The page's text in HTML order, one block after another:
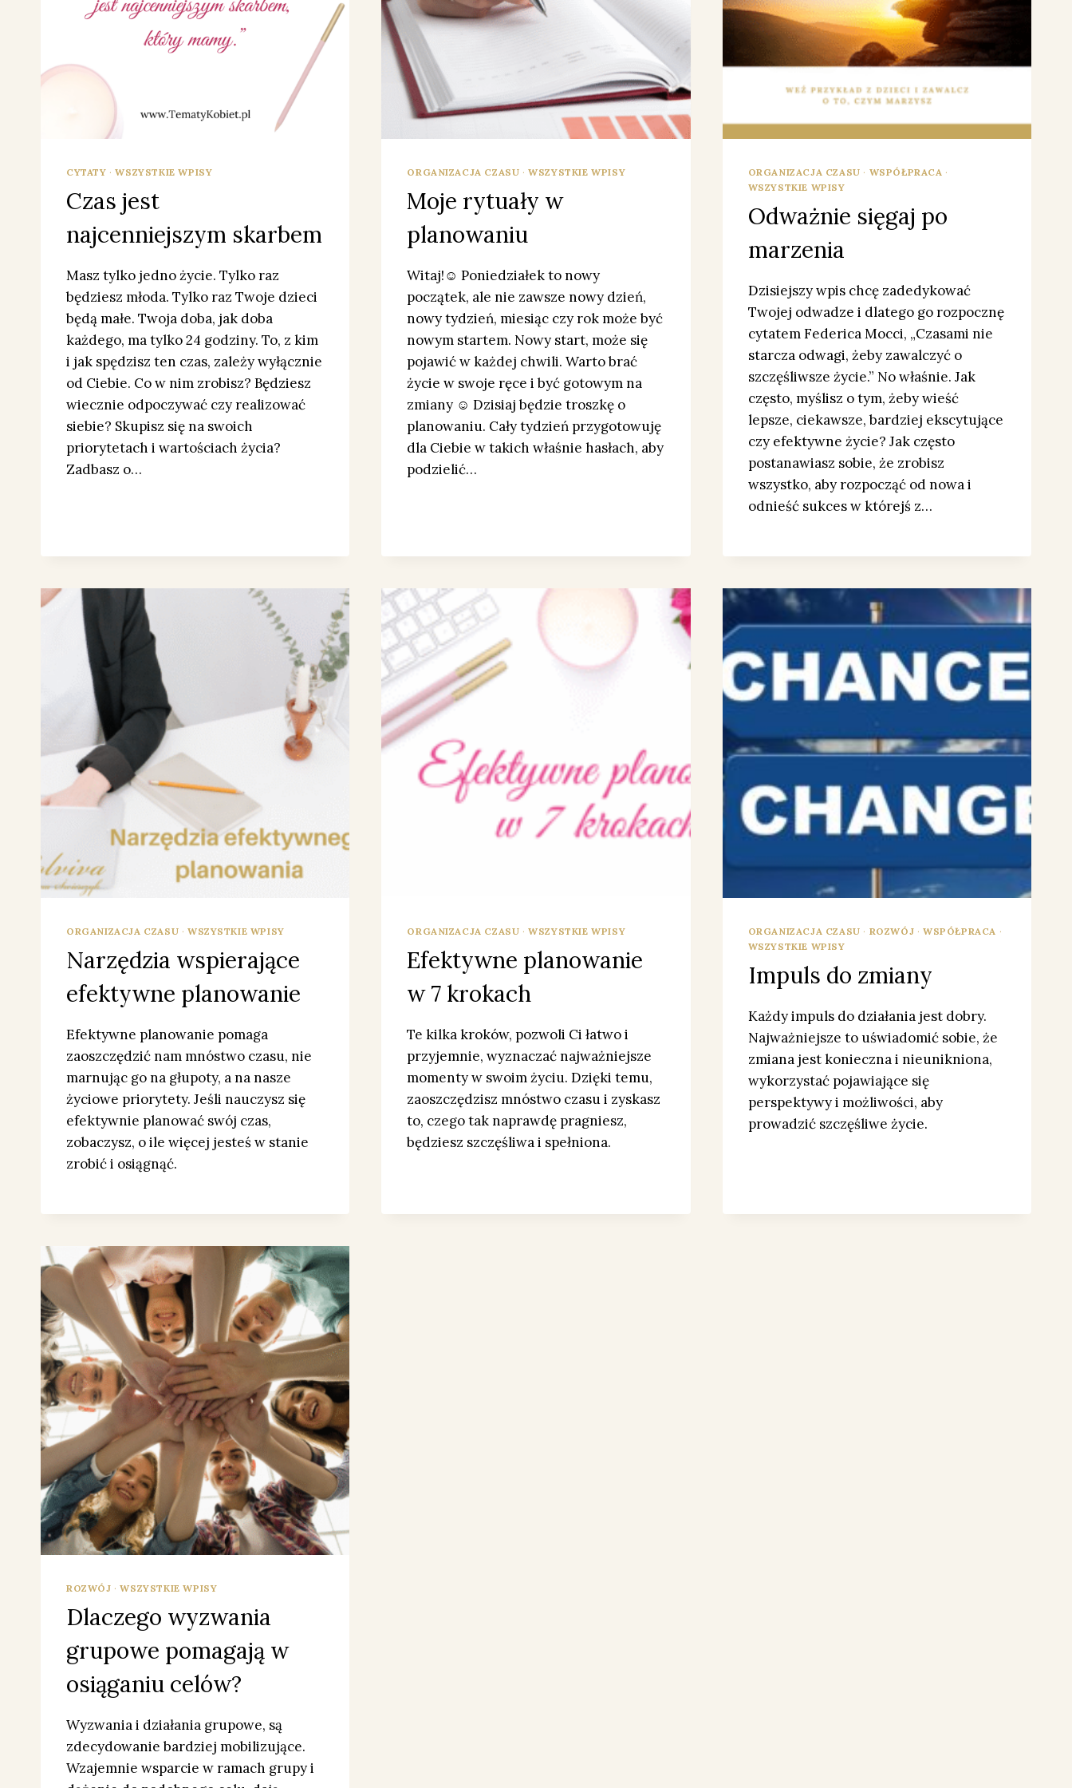
CYTATY ·WSZYSTKIE WPISY
Czas jest
najcenniejszym skarbem
Masz tylko jedno życie. Tylko raz
będziesz młoda. Tylko raz Twoje dzieci
będą małe. Twoja doba, jak doba
każdego, ma tylko 24 godziny. To, z kim
i jak spędzisz ten czas, zależy wyłącznie
od Ciebie. Co w nim zrobisz? Będziesz
wiecznie odpoczywać czy realizować
siebie? Skupisz się na swoich
priorytetach i wartościach życia?
Zadbasz o…
ORGANIZACJA CZASU ·WSZYSTKIE WPISY
Moje rytuały w
planowaniu
Witaj!☺️ Poniedziałek to nowy
początek, ale nie zawsze nowy dzień,
nowy tydzień, miesiąc czy rok może być
nowym startem. Nowy start, może się
pojawić w każdej chwili. Warto brać
życie w swoje ręce i być gotowym na
zmiany ☺️ Dzisiaj będzie troszkę o
planowaniu. Cały tydzień przygotowuję
dla Ciebie w takich właśnie hasłach, aby
podzielić…
ORGANIZACJA CZASU · WSPÓŁPRACA ·
WSZYSTKIE WPISY
Odważnie sięgaj po
marzenia
Dzisiejszy wpis chcę zadedykować
Twojej odwadze i dlatego go rozpocznę
cytatem Federica Mocci, „Czasami nie
starcza odwagi, żeby zawalczyć o
szczęśliwsze życie.” No właśnie. Jak
często, myślisz o tym, żeby wieść
lepsze, ciekawsze, bardziej ekscytujące
czy efektywne życie? Jak często
postanawiasz sobie, że zrobisz
wszystko, aby rozpocząć od nowa i
odnieść sukces w którejś z…
ORGANIZACJA CZASU · WSZYSTKIE WPISY
Narzędzia wspierające
efektywne planowanie
Efektywne planowanie pomaga
zaoszczędzić nam mnóstwo czasu, nie
marnując go na głupoty, a na nasze
życiowe priorytety. Jeśli nauczysz się
efektywnie planować swój czas,
zobaczysz, o ile więcej jesteś w stanie
zrobić i osiągnąć.
ORGANIZACJA CZASU ·WSZYSTKIE WPISY
Efektywne planowanie
w 7 krokach
Te kilka kroków, pozwoli Ci łatwo i
przyjemnie, wyznaczać najważniejsze
momenty w swoim życiu. Dzięki temu,
zaoszczędzisz mnóstwo czasu i zyskasz
to, czego tak naprawdę pragniesz,
będziesz szczęśliwa i spełniona.
ORGANIZACJA CZASU · ROZWÓJ · WSPÓŁPRACA ·
WSZYSTKIE WPISY
Impuls do zmiany
Każdy impuls do działania jest dobry.
Najważniejsze to uświadomić sobie, że
zmiana jest konieczna i nieunikniona,
wykorzystać pojawiające się
perspektywy i możliwości, aby
prowadzić szczęśliwe życie.
ROZWÓJ ·WSZYSTKIE WPISY
Dlaczego wyzwania
grupowe pomagają w
osiąganiu celów?
Wyzwania i działania grupowe, są
zdecydowanie bardziej mobilizujące.
Wzajemnie wsparcie w ramach grupy i